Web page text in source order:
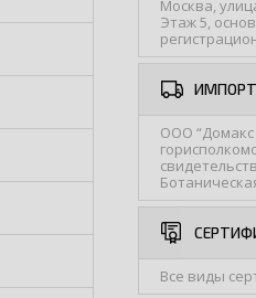
Москва,
Этаж 5,
ООО “Домакс
Все виды